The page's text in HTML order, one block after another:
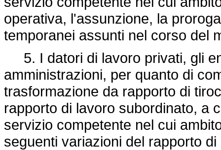
operativa, l'assunzione, la
temporanei assunti nel corso del
5. I datori di lavoro privati, gli
amministrazioni, per quanto di
trasformazione da rapporto di
rapporto di lavoro subordinato, a
servizio competente nel cui
seguenti variazioni del rapporto di